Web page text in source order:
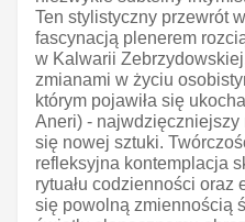
Ten stylistyczny przewrót
fascynacją plenerem
w Kalwarii
zmianami w życiu
którym pojawiła się
Aneri) -
się nowej sztuki.
refleksyjna kontemplacja
rytuału codzienności oraz
się powolną zmiennością